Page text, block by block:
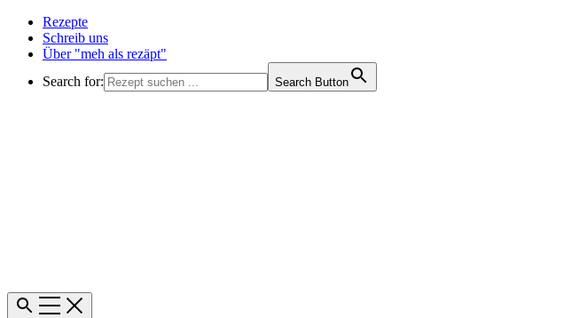
Rezepte
Schreib uns
Über "meh als rezäpt"
Search for:
Search Button